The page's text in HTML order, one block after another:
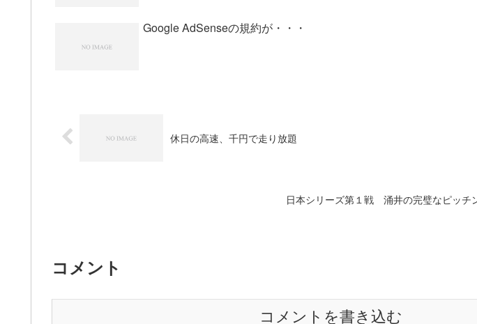
Google AdSenseの規約が・・・
休日の高速、千円で走り放題
日本シリーズ第１戦 涌井の完璧なピッチ
コメント
コメントを書き込む